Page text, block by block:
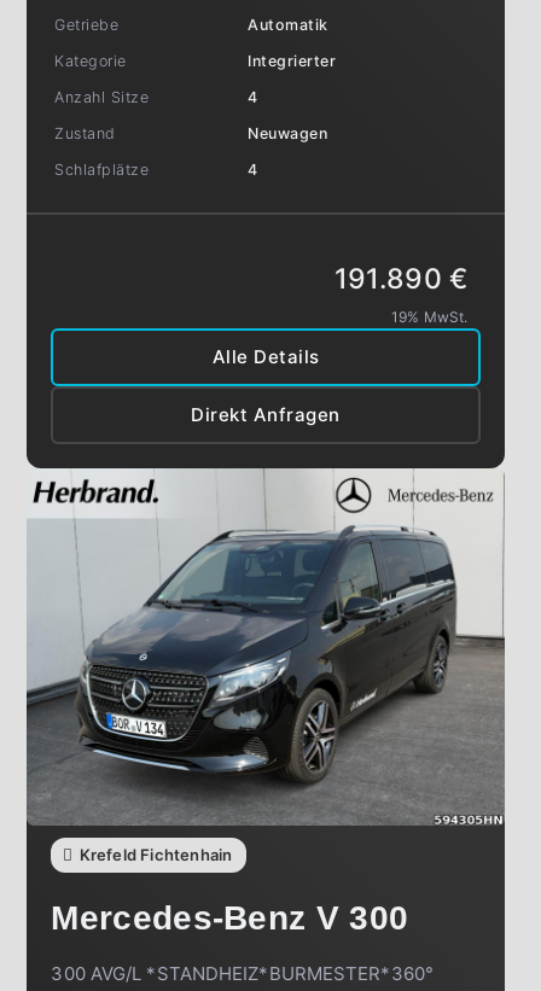
Getriebe
Automatik
Kategorie
Integrierter
Anzahl Sitze
4
Zustand
Neuwagen
Schlafplätze
4
Alle Details
Direkt Anfragen
191.890 €
19% MwSt.
Krefeld Fichtenhain
Mercedes-Benz V 300
300 AVG/L *STANDHEIZ*BURMESTER*360°